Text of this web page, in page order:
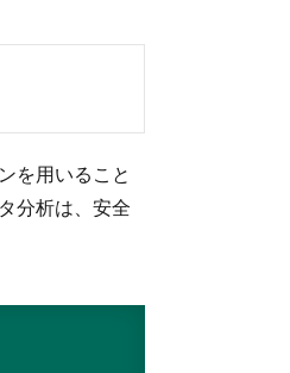
を用いること
分析は、安全